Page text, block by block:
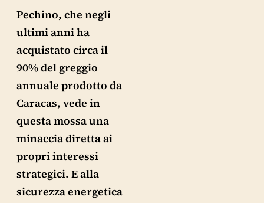
Pechino, che negli
ultimi anni ha
acquistato circa il
90% del greggio
annuale prodotto da
Caracas, vede in
questa mossa una
minaccia diretta ai
propri interessi
strategici. E alla
sicurezza energetica